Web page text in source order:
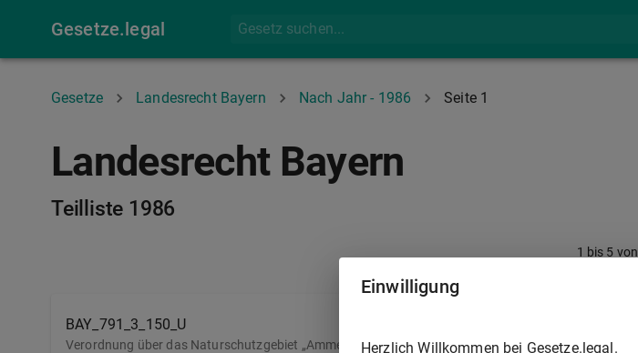
Gesetze.legal
Gesetze Landesrecht Bayern Nach Jahr - 1986 Seite 1
Landesrecht Bayern
Teilliste 1986
1 bis 5 von
BAY_791_3_150_U
Verordnung über das Naturschutzgebiet „Ammergebirge“
Einwilligung
Herzlich Willkommen bei Gesetze.legal.